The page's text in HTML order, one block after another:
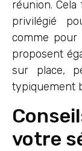
réunion.
privilégié
comme pour
proposent
sur place,
typiquement
votre